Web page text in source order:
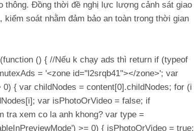
thông. Đồng thời đề nghị lực lượng cảnh sát giao
soát nhằm đảm bảo an toàn trong thời gian
() { //Nếu k chạy ads thì return if (typeof
= '<zone id="l2srqb41"></zone>'; var
{ var childNodes = content[0].childNodes; for (i
var isPhotoOrVideo = false; if
tra xem co la anh khong? var type =
>= 0) { isPhotoOrVideo = true;